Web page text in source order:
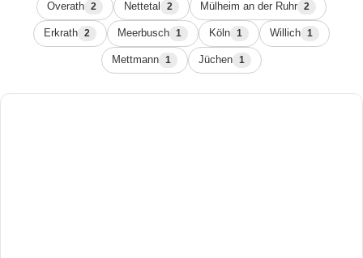
Overath 2 Nettetal 2 Mülheim an der Ruhr 2
Erkrath 2 Meerbusch 1 Köln 1 Willich 1
Mettmann 1 Jüchen 1